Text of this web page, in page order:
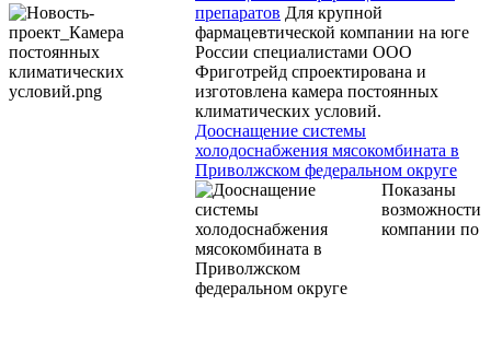
препаратов Для крупной
фармацевтической компании на юге
России специалистами ООО
Фриготрейд спроектирована и
изготовлена камера постоянных
климатических условий.
Дооснащение системы
холодоснабжения мясокомбината в
Приволжском федеральном округе
Показаны
возможности
компании по